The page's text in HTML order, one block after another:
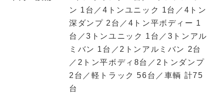
ン 1台／4トンユニック 1台／4トン
深ダンプ 2台／4トン平ボディー 1
台／3トンユニック 1台／3トンアル
ミバン 1台／2トンアルミバン 2台
／2トン平ボディ8台／2トンダンプ
2台／軽トラック 56台／車輌 計75
台